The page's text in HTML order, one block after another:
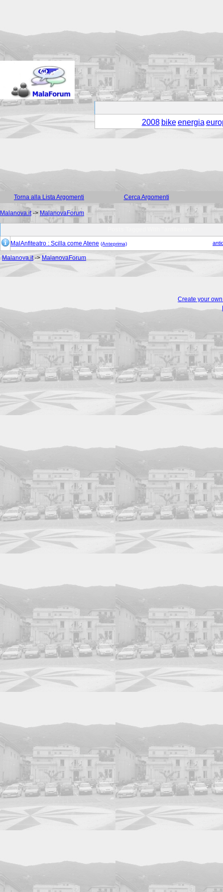
2008 bike energia
Torna alla Lista Argomenti Cerca Argomenti
Malanova.it-> MalanovaForum
MalAnfiteatro : Scilla come Atene (Anteprima)
Malanova.it-> MalanovaForum
Create your